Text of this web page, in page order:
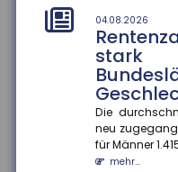
04.08.2026
Die
neu
für Männer
mehr...
Die
Deutschland
Gemeinden ihre
mehr...
01.08.2026
Verspätungen,